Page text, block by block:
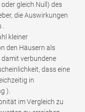
gleich Null) des
die Auswirkungen
.
kleiner
den Häusern als
verbundene
dass eine
in
).
im Vergleich zu